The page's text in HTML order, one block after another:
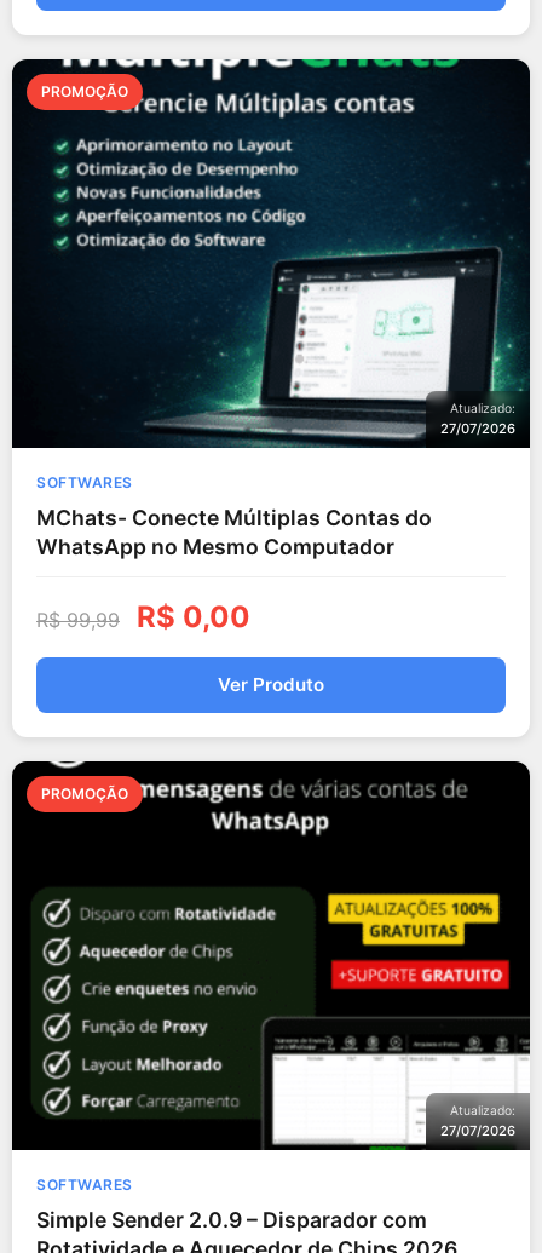
PROMOÇÃO
Atualizado:
27/07/2026
SOFTWARES
MChats- Conecte Múltiplas Contas do
WhatsApp no Mesmo Computador
R$99,99 R$ 0,00
Ver Produto
PROMOÇÃO
Atualizado:
27/07/2026
SOFTWARES
Simple Sender 2.0.9 – Disparador com